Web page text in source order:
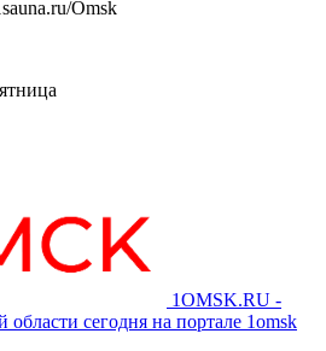
Omsk
1OMSK.RU -
сегодня на портале 1omsk